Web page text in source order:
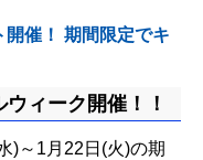
催！ 期間限定でキ
ィーク開催！！
)～1月22日(火)の期